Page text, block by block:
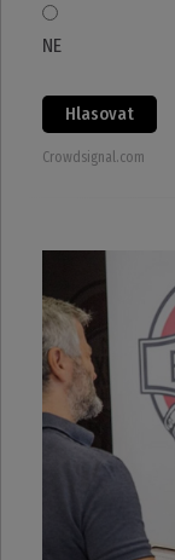
NE
Hlasovat
Crowdsignal.com